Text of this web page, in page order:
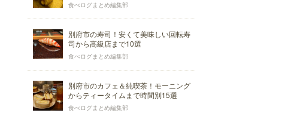
食べログまとめ編集部
別府市の寿司！安くて美味しい回転寿
司から高級店まで10選
食べログまとめ編集部
別府市のカフェ＆純喫茶！モーニング
からティータイムまで時間別15選
食べログまとめ編集部